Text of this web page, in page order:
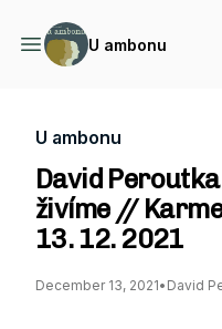
U ambonu
U ambonu
David
živíme //
13. 12. 2021
December 13, 2021• David